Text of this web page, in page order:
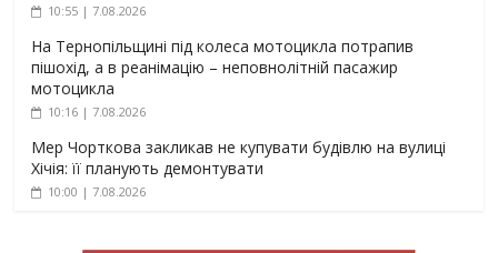
10:55 | 7.08.2026
На Тернопільщині під колеса мотоцикла потрапив
пішохід, а в реанімацію – неповнолітній пасажир
мотоцикла
10:16 | 7.08.2026
Мер Чорткова закликав не купувати будівлю на вулиці
Хічія: її планують демонтувати
10:00 | 7.08.2026